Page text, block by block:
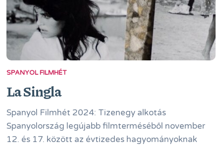
SPANYOL FILMHÉT
La Singla
Spanyol Filmhét 2024: Tizenegy alkotás
Spanyolország legújabb filmterméséből november
12. és 17. között az évtizedes hagyományoknak